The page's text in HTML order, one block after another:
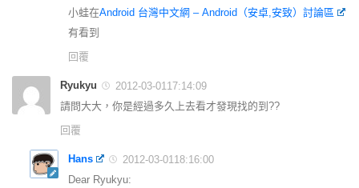
小蛙在Android 台灣中文網 – Android（安卓,安致）討論區
有看到
回覆
Ryukyu
2012-03-0117:14:09
請問大大，你是經過多久上去看才發現找的到??
回覆
Hans
2012-03-0118:16:00
Dear Ryukyu: